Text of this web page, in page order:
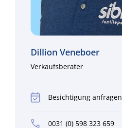
Dillion Veneboer
Verkaufsberater
Besichtigung anfragen
0031 (0) 598 323 659